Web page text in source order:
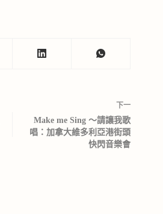
下一
Make me Sing ～請讓我歌
唱：加拿大維多利亞港街頭
快閃音樂會